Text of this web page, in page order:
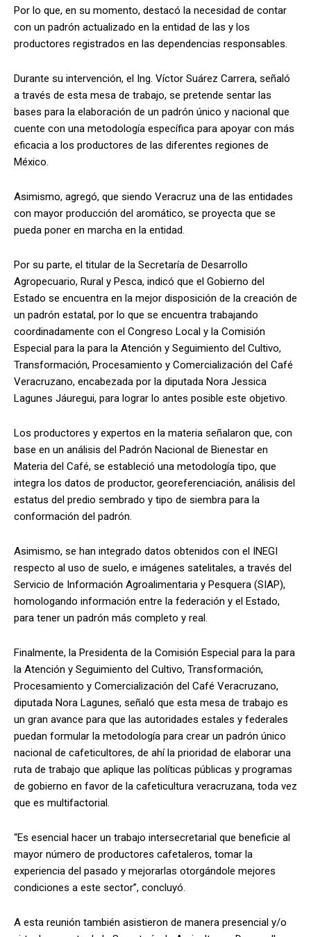
Por lo que, en su momento, destacó la necesidad de contar
con un padrón actualizado en la entidad de las y los
productores registrados en las dependencias responsables.
Durante su intervención, el Ing. Víctor Suárez Carrera, señaló
a través de esta mesa de trabajo, se pretende sentar las
bases para la elaboración de un padrón único y nacional que
cuente con una metodología específica para apoyar con más
eficacia a los productores de las diferentes regiones de
México.
Asimismo, agregó, que siendo Veracruz una de las entidades
con mayor producción del aromático, se proyecta que se
pueda poner en marcha en la entidad.
Por su parte, el titular de la Secretaría de Desarrollo
Agropecuario, Rural y Pesca, indicó que el Gobierno del
Estado se encuentra en la mejor disposición de la creación de
un padrón estatal, por lo que se encuentra trabajando
coordinadamente con el Congreso Local y la Comisión
Especial para la para la Atención y Seguimiento del Cultivo,
Transformación, Procesamiento y Comercialización del Café
Veracruzano, encabezada por la diputada Nora Jessica
Lagunes Jáuregui, para lograr lo antes posible este objetivo.
Los productores y expertos en la materia señalaron que, con
base en un análisis del Padrón Nacional de Bienestar en
Materia del Café, se estableció una metodología tipo, que
integra los datos de productor, georeferenciación, análisis del
estatus del predio sembrado y tipo de siembra para la
conformación del padrón.
Asimismo, se han integrado datos obtenidos con el INEGI
respecto al uso de suelo, e imágenes satelitales, a través del
Servicio de Información Agroalimentaria y Pesquera (SIAP),
homologando información entre la federación y el Estado,
para tener un padrón más completo y real.
Finalmente, la Presidenta de la Comisión Especial para la para
la Atención y Seguimiento del Cultivo, Transformación,
Procesamiento y Comercialización del Café Veracruzano,
diputada Nora Lagunes, señaló que esta mesa de trabajo es
un gran avance para que las autoridades estales y federales
puedan formular la metodología para crear un padrón único
nacional de cafeticultores, de ahí la prioridad de elaborar una
ruta de trabajo que aplique las políticas públicas y programas
de gobierno en favor de la cafeticultura veracruzana, toda vez
que es multifactorial.
“Es esencial hacer un trabajo intersecretarial que beneficie al
mayor número de productores cafetaleros, tomar la
experiencia del pasado y mejorarlas otorgándole mejores
condiciones a este sector”, concluyó.
A esta reunión también asistieron de manera presencial y/o